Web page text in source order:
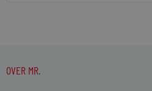
OVER MR.